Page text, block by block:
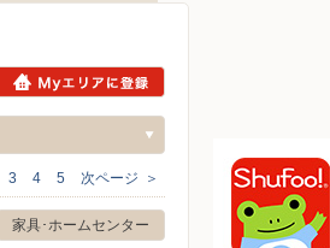
3 4 5 次ページ ＞
家具･ホームセンター